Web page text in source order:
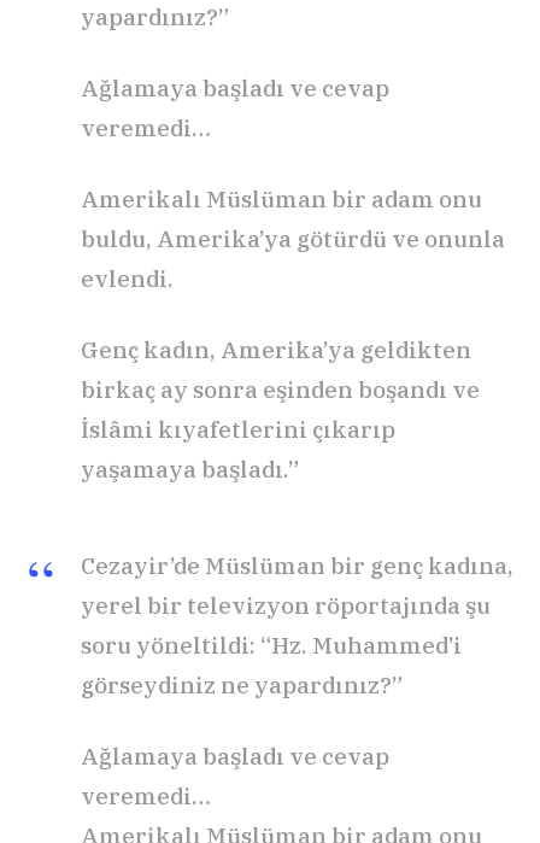
yapardınız?”
Ağlamaya başladı ve cevap
veremedi…
Amerikalı Müslüman bir adam onu
buldu, Amerika’ya götürdü ve onunla
evlendi.
Genç kadın, Amerika’ya geldikten
birkaç ay sonra eşinden boşandı ve
İslâmi kıyafetlerini çıkarıp
yaşamaya başladı.”
Cezayir’de Müslüman bir genç kadına,
yerel bir televizyon röportajında şu
soru yöneltildi: “Hz. Muhammed’i
görseydiniz ne yapardınız?”
Ağlamaya başladı ve cevap
veremedi…
Amerikalı Müslüman bir adam onu